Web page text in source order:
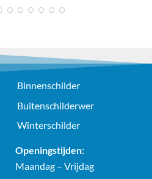
5 6 7 8 9 10
Binnenschilder
Buitenschilderwer
Winterschilder
Openingstijden:
Maandag – Vrijdag